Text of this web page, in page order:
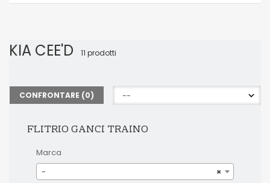
KIA CEE'D 11 prodotti
CONFRONTARE (0)
FLITRIO GANCI TRAINO
Marca
×
-